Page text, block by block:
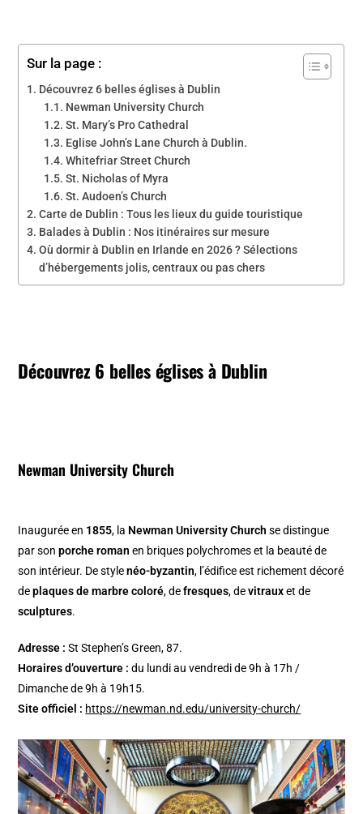
Sur la page :
Découvrez 6 belles églises à Dublin
Newman University Church
St. Mary’s Pro Cathedral
Eglise John’s Lane Church à Dublin.
Whitefriar Street Church
St. Nicholas of Myra
St. Audoen’s Church
Carte de Dublin : Tous les lieux du guide touristique
Balades à Dublin : Nos itinéraires sur mesure
Où dormir à Dublin en Irlande en 2026 ? Sélections
d’hébergements jolis, centraux ou pas chers
Découvrez 6 belles églises à Dublin
Newman University Church
Inaugurée en 1855, la Newman University Church se distingue
par sonporche roman en briques polychromes et la beauté de
son intérieur. De stylenéo-byzantin, l’édifice est richement décoré
deplaques de marbre coloré, defresques, devitrauxet de
sculptures.
Adresse : St Stephen’s Green, 87.
Horaires d’ouverture : du lundi au vendredi de 9h à 17h /
Dimanche de 9h à 19h15.
Site officiel : https://newman.nd.edu/university-church/